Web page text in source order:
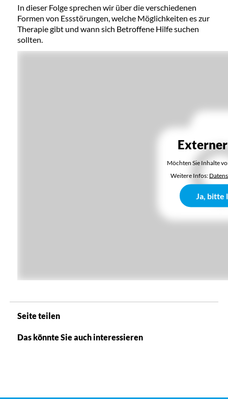
In dieser Folge sprechen wir über die verschiedenen
Formen von Essstörungen, welche Möglichkeiten es zur
Therapie gibt und wann sich Betroffene Hilfe suchen
sollten.
Möchten Sie Inhalte
Weitere Infos:
Ja, bitte
Seite teilen
Das könnte Sie auch interessieren